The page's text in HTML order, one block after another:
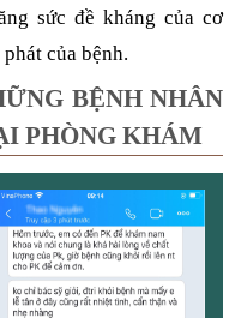
hợpvới việc điều trị
huyết, bổ khí, giúp
sức đề kháng của cơ
BỆNH NHÂN
PHÒNG KHÁM